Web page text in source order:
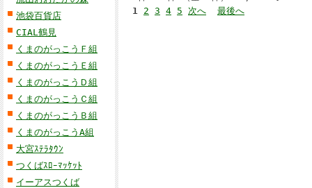
池袋百貨店
CIAL鶴見
くまのがっこうＦ組
くまのがっこうＥ組
くまのがっこうＤ組
くまのがっこうＣ組
くまのがっこうＢ組
くまのがっこうA組
大宮ｽﾃﾗﾀｳﾝ
つくばｽﾛｰﾏｯｹｯﾄ
イーアスつくば
1 2 3 4 5 次へ 最後へ